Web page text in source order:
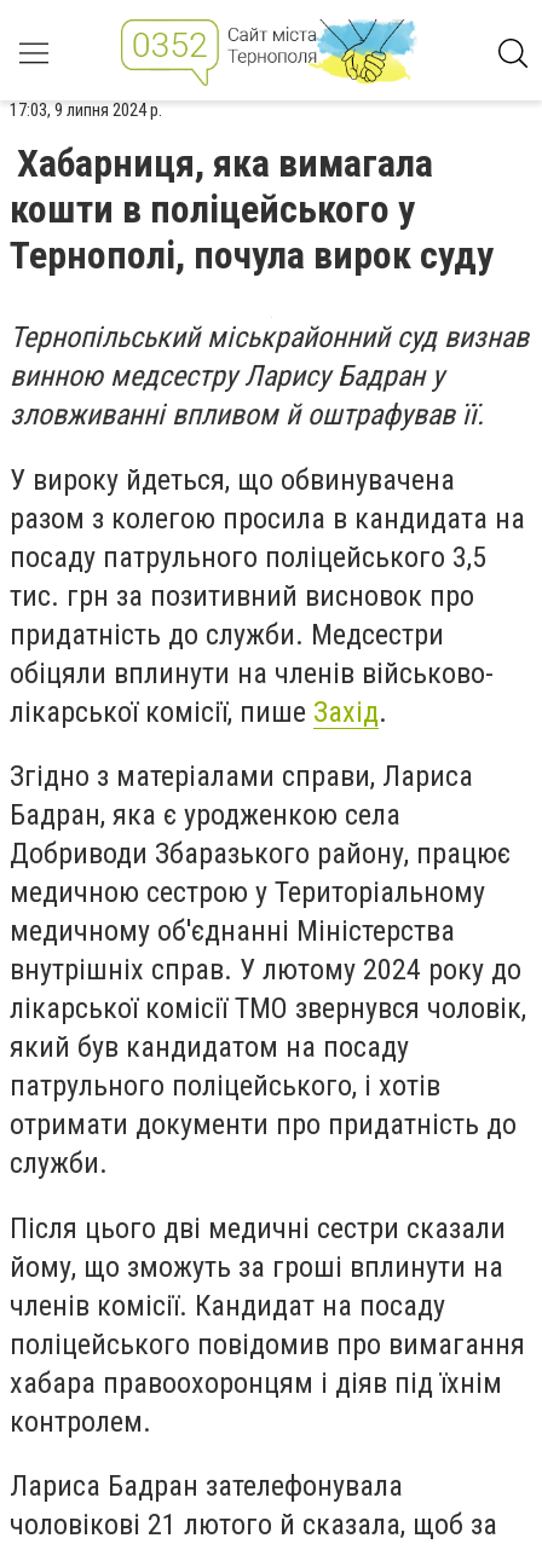
17:03, 9 липня 2024 р.
Хабарниця, яка вимагала
кошти в поліцейського у
Тернополі, почула вирок суду
Тернопільський міськрайонний суд визнав
винною медсестру Ларису Бадран у
зловживанні впливом й оштрафував її.
У вироку йдеться, що обвинувачена
разом з колегою просила в кандидата на
посаду патрульного поліцейського 3,5
тис. грн за позитивний висновок про
придатність до служби. Медсестри
обіцяли вплинути на членів військово-
лікарської комісії, пише Захід.
Згідно з матеріалами справи, Лариса
Бадран, яка є уродженкою села
Добриводи Збаразького району, працює
медичною сестрою у Територіальному
медичному об'єднанні Міністерства
внутрішніх справ. У лютому 2024 року до
лікарської комісії ТМО звернувся чоловік,
який був кандидатом на посаду
патрульного поліцейського, і хотів
отримати документи про придатність до
служби.
Після цього дві медичні сестри сказали
йому, що зможуть за гроші вплинути на
членів комісії. Кандидат на посаду
поліцейського повідомив про вимагання
хабара правоохоронцям і діяв під їхнім
контролем.
Лариса Бадран зателефонувала
чоловікові 21 лютого й сказала, щоб за